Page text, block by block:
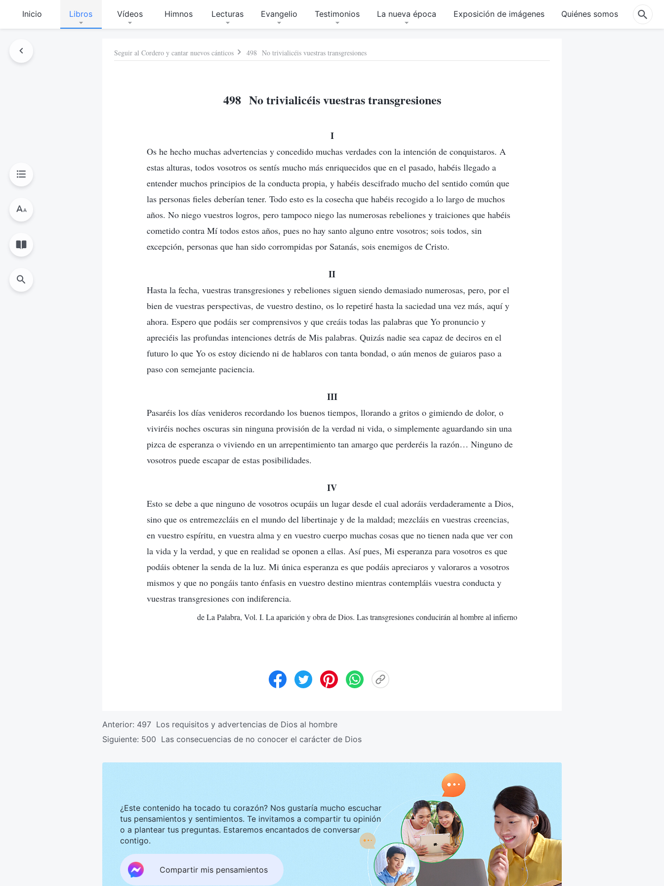
Inicio Libros Vídeos Himnos Lecturas Evangelio Testimonios La nueva época Exposición de imágenes Quiénes somos
Seguir al Cordero y cantar nuevos cánticos 498 No trivialicéis vuestras transgresiones
498 No trivialicéis vuestras transgresiones
I
Os he hecho muchas advertencias y concedido muchas verdades con la intención de conquistaros. A
estas alturas, todos vosotros os sentís mucho más enriquecidos que en el pasado, habéis llegado a
entender muchos principios de la conducta propia, y habéis descifrado mucho del sentido común que
las personas fieles deberían tener. Todo esto es la cosecha que habéis recogido a lo largo de muchos
años. No niego vuestros logros, pero tampoco niego las numerosas rebeliones y traiciones que habéis
cometido contra Mí todos estos años, pues no hay santo alguno entre vosotros; sois todos, sin
excepción, personas que han sido corrompidas por Satanás, sois enemigos de Cristo.
II
Hasta la fecha, vuestras transgresiones y rebeliones siguen siendo demasiado numerosas, pero, por el
bien de vuestras perspectivas, de vuestro destino, os lo repetiré hasta la saciedad una vez más, aquí y
ahora. Espero que podáis ser comprensivos y que creáis todas las palabras que Yo pronuncio y
apreciéis las profundas intenciones detrás de Mis palabras. Quizás nadie sea capaz de deciros en el
futuro lo que Yo os estoy diciendo ni de hablaros con tanta bondad, o aún menos de guiaros paso a
paso con semejante paciencia.
III
Pasaréis los días venideros recordando los buenos tiempos, llorando a gritos o gimiendo de dolor, o
viviréis noches oscuras sin ninguna provisión de la verdad ni vida, o simplemente aguardando sin una
pizca de esperanza o viviendo en un arrepentimiento tan amargo que perderéis la razón… Ninguno de
vosotros puede escapar de estas posibilidades.
IV
Esto se debe a que ninguno de vosotros ocupáis un lugar desde el cual adoráis verdaderamente a Dios,
sino que os entremezcláis en el mundo del libertinaje y de la maldad; mezcláis en vuestras creencias,
en vuestro espíritu, en vuestra alma y en vuestro cuerpo muchas cosas que no tienen nada que ver con
la vida y la verdad, y que en realidad se oponen a ellas. Así pues, Mi esperanza para vosotros es que
podáis obtener la senda de la luz. Mi única esperanza es que podáis apreciaros y valoraros a vosotros
mismos y que no pongáis tanto énfasis en vuestro destino mientras contempláis vuestra conducta y
vuestras transgresiones con indiferencia.
de La Palabra, Vol. I. La aparición y obra de Dios. Las transgresiones conducirán al hombre al infierno
Anterior: 497 Los requisitos y advertencias de Dios al hombre
Siguiente: 500 Las consecuencias de no conocer el carácter de Dios
¿Este contenido ha tocado tu corazón? Nos gustaría mucho escuchar
tus pensamientos y sentimientos. Te invitamos a compartir tu opinión
o a plantear tus preguntas. Estaremos encantados de conversar
contigo.
Compartir mis pensamientos